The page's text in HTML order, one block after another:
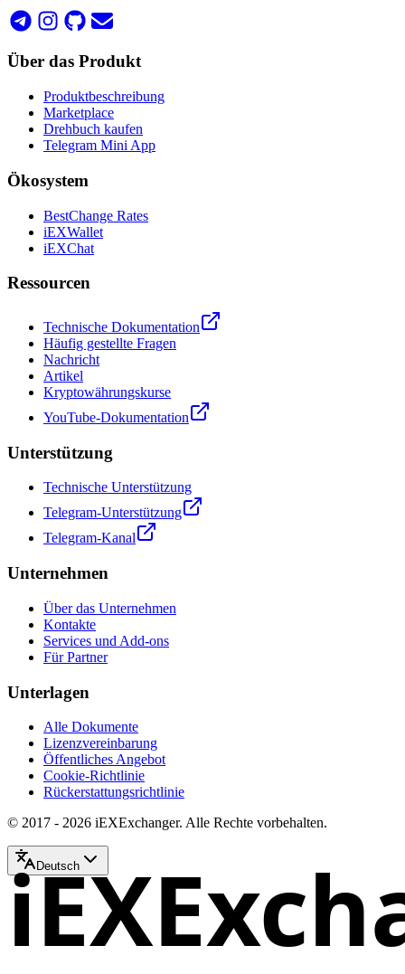
Über das Produkt
Produktbeschreibung
Marketplace
Drehbuch kaufen
Telegram Mini App
Ökosystem
BestChange Rates
iEXWallet
iEXChat
Ressourcen
Technische Dokumentation
Häufig gestellte Fragen
Nachricht
Artikel
Kryptowährungskurse
YouTube-Dokumentation
Unterstützung
Technische Unterstützung
Telegram-Unterstützung
Telegram-Kanal
Unternehmen
Über das Unternehmen
Kontakte
Services und Add-ons
Für Partner
Unterlagen
Alle Dokumente
Lizenzvereinbarung
Öffentliches Angebot
Cookie-Richtlinie
Rückerstattungsrichtlinie
© 2017 - 2026 iEXExchanger. Alle Rechte vorbehalten.
Deutsch